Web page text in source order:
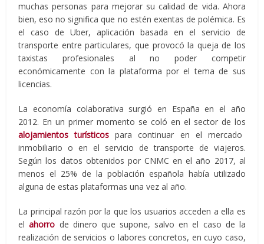
muchas personas para mejorar su calidad de vida. Ahora
bien, eso no significa que no estén exentas de polémica. Es
el caso de Uber, aplicación basada en el servicio de
transporte entre particulares, que provocó la queja de los
taxistas profesionales al no poder competir
económicamente con la plataforma por el tema de sus
licencias.
La economía colaborativa surgió en España en el año
2012. En un primer momento se coló en el sector de los
alojamientos turísticos para continuar en el mercado
inmobiliario o en el servicio de transporte de viajeros.
Según los datos obtenidos por CNMC en el año 2017, al
menos el 25% de la población española había utilizado
alguna de estas plataformas una vez al año.
La principal razón por la que los usuarios acceden a ella es
elahorro de dinero que supone, salvo en el caso de la
realización de servicios o labores concretos, en cuyo caso,